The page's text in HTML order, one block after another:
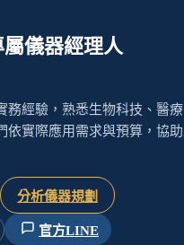
儀器經理人
務經驗，熟悉生物科技、醫
依實際應用需求與預算，協
分析儀器規劃
官方LINE